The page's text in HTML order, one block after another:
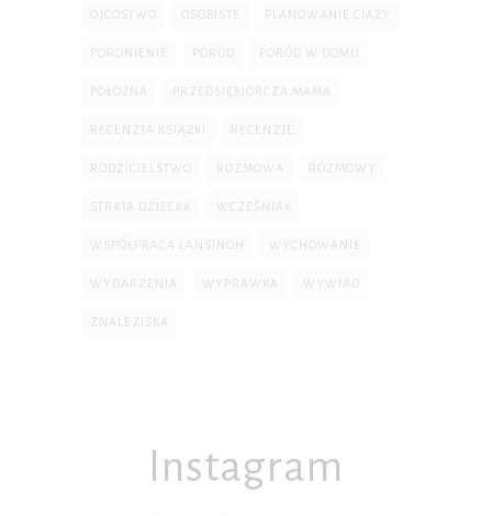
OJCOSTWO OSOBISTE PLANOWANIE CIĄŻY
PORONIENIE PORÓD PORÓD W DOMU
POŁOŻNA PRZEDSIĘBIORCZA MAMA
RECENZJA KSIĄŻKI RECENZJE
RODZICIELSTWO ROZMOWA ROZMOWY
STRATA DZIECKA WCZEŚNIAK
WSPÓŁPRACA LANSINOH WYCHOWANIE
WYDARZENIA WYPRAWKA WYWIAD
ZNALEZISKA
Instagram